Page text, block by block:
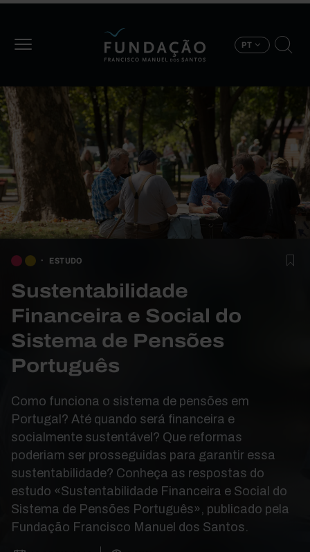
PT
ESTUDO
Sustentabilidade
Financeira e Social do
Sistema de Pensões
Português
Como funciona o sistema de pensões em
Portugal? Até quando será financeira e
socialmente sustentável? Que reformas
poderiam ser prosseguidas para garantir essa
sustentabilidade? Conheça as respostas do
estudo «Sustentabilidade Financeira e Social do
Sistema de Pensões Português», publicado pela
Fundação Francisco Manuel dos Santos.